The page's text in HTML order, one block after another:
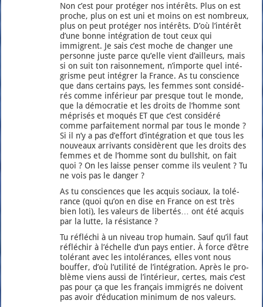
Non c’est pour pro­té­ger nos inté­rêts. Plus on est
proche, plus on est uni et moins on est nom­breux,
plus on peut pro­té­ger nos inté­rêts. D’où l’intérêt
d’une bonne inté­gra­tion de tout ceux qui
immigrent. Je sais c’est moche de chan­ger une
per­sonne juste parce qu’elle vient d’ailleurs, mais
si on suit ton rai­son­ne­ment, n’im­porte quel inté­
grisme peut inté­grer la France. As tu conscience
que dans cer­tains pays, les femmes sont consi­dé­
rés comme infé­rieur par presque tout le monde,
que la démo­cra­tie et les droits de l’homme sont
mépri­sés et moqués ET que c’est consi­dé­ré
comme par­fai­te­ment nor­mal par tous le monde ?
Si il n’y a pas d’ef­fort d’in­té­gra­tion et que tous les
nou­veaux arri­vants consi­dèrent que les droits des
femmes et de l’homme sont du bull­shit, on fait
quoi ? On les laisse pen­ser comme ils veulent ? Tu
ne vois pas le dan­ger ?
As tu consciences que les acquis sociaux, la tolé­
rance (quoi qu’on en dise en France on est très
bien loti), les valeurs de liber­tés… ont été acquis
par la lutte, la résis­tance ?
Tu réflé­chi à un niveau trop humain. Sauf qu’il faut
réflé­chir à l’échelle d’un pays entier. À force d’être
tolé­rant avec les into­lé­rances, elles vont nous
bouf­fer, d’où l’u­ti­li­té de l’in­té­gra­tion. Après le pro­
blème viens aus­si de l’in­té­rieur, certes, mais c’est
pas pour ça que les fran­çais immi­grés ne doivent
pas avoir d’é­du­ca­tion mini­mum de nos valeurs.